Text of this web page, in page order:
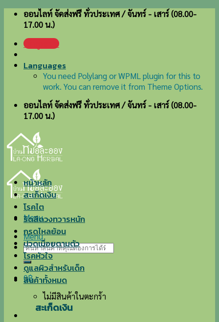
Skip ออนไลท์ จัดส่งฟรี ทั่วประเทศ / จันทร์ - เสาร์ (08.00-
17.00 น.)
เข้าสู่ระบบ
Languages
You need Polylang or WPML plugin for this to
work. You can remove it from Theme Options.
ออนไลท์ จัดส่งฟรี ทั่วประเทศ / จันทร์ - เสาร์ (08.00-
17.00 น.)
Menu
Menu
ค้นหา:
0฿
ไม่มีสินค้าในตะกร้า
หน้าหลัก
สะเก็ดเงิน
โรคไต
ริดสีดวงทวารหนัก
กรดไหลย้อน
ปวดเมื่อยตามตัว
โรคหัวใจ
ดูแลผิวสำหรับเด็ก
สินค้าทั้งหมด
สะเก็ดเงิน